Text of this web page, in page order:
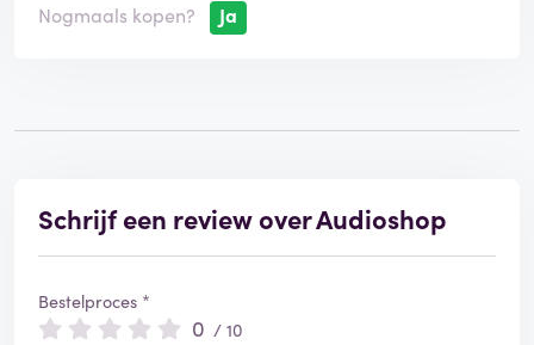
Nogmaals kopen?
Ja
Schrijf een review over Audioshop
Bestelproces *
0 / 10